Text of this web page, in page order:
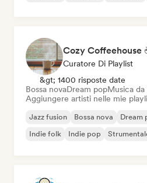
Curatore Di Playlist
&gt; 1400 risposte date
Bossa novaDream popMusica da
Aggiungere artisti nelle mie
Jazz fusion Bossa nova Dream
Indie folk
Indie pop